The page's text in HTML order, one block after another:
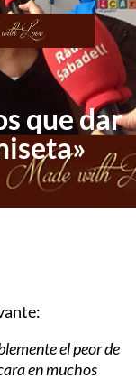
que dar
el peor de
en muchos